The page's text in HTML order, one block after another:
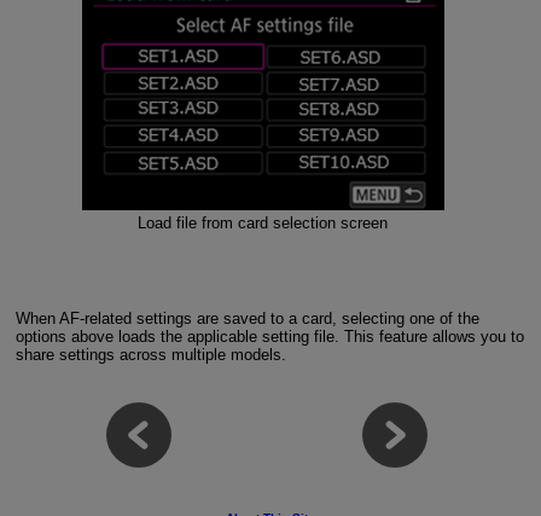
Load file from card selection screen
When AF-related settings are saved to a card, selecting one of the
options above loads the applicable setting file. This feature allows you to
share settings across multiple models.